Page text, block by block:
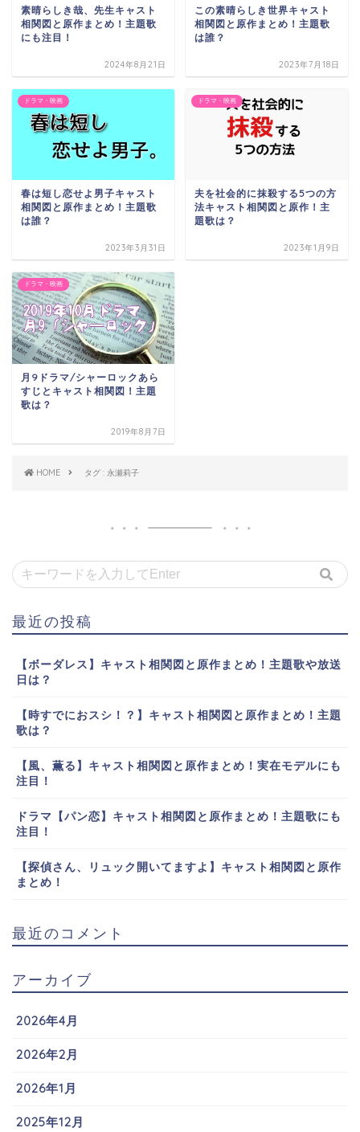
素晴らしき哉、先生キャスト
相関図と原作まとめ！主題歌
にも注目！
2024年8月21日
この素晴らしき世界キャスト
相関図と原作まとめ！主題歌
は誰？
2023年7月18日
ドラマ・映画
春は短し恋せよ男子キャスト
相関図と原作まとめ！主題歌
は誰？
2023年3月31日
ドラマ・映画
夫を社会的に抹殺する5つの方
法キャスト相関図と原作！主
題歌は？
2023年1月9日
ドラマ・映画
月9ドラマ/シャーロックあら
すじとキャスト相関図！主題
歌は？
2019年8月7日
HOME タグ : 永瀬莉子
最近の投稿
【ボーダレス】キャスト相関図と原作まとめ！主題歌や放送
日は？
【時すでにおスシ！？】キャスト相関図と原作まとめ！主題
歌は？
【風、薫る】キャスト相関図と原作まとめ！実在モデルにも
注目！
ドラマ【パン恋】キャスト相関図と原作まとめ！主題歌にも
注目！
【探偵さん、リュック開いてますよ】キャスト相関図と原作
まとめ！
最近のコメント
アーカイブ
2026年4月
2026年2月
2026年1月
2025年12月